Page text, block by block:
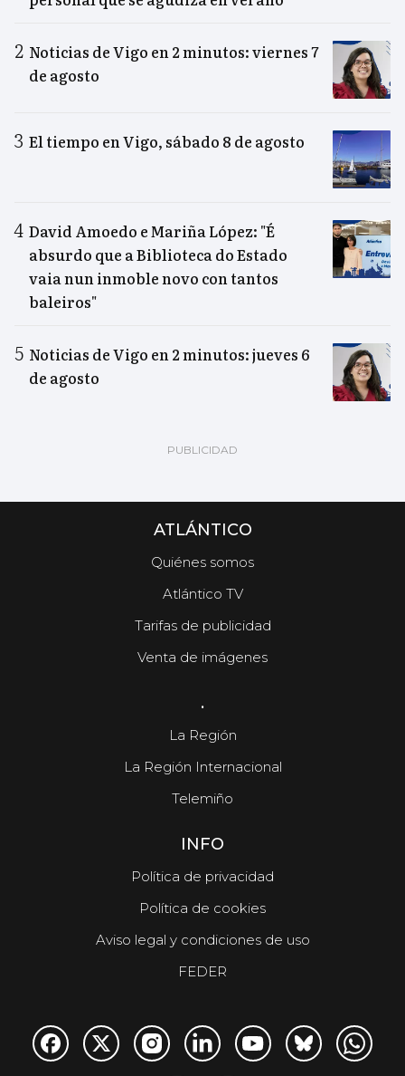
Noticias de Vigo en 2 minutos: viernes 7
de agosto
El tiempo en Vigo, sábado 8 de agosto
David Amoedo e Mariña López: "É
absurdo que a Biblioteca do Estado
vaia nun inmoble novo con tantos
baleiros"
Noticias de Vigo en 2 minutos: jueves 6
de agosto
ATLÁNTICO
Quiénes somos
Atlántico TV
Tarifas de publicidad
Venta de imágenes
.
La Región
La Región Internacional
Telemiño
INFO
Política de privacidad
Política de cookies
Aviso legal y condiciones de uso
FEDER